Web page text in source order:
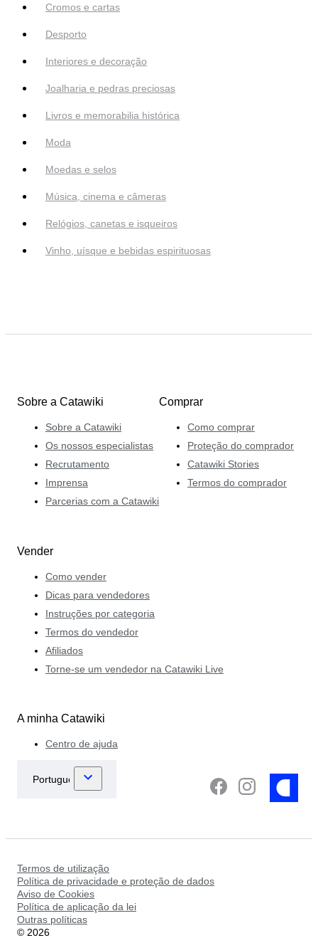
Cromos e cartas
Desporto
Interiores e decoração
Joalharia e pedras preciosas
Livros e memorabilia histórica
Moda
Moedas e selos
Música, cinema e câmeras
Relógios, canetas e isqueiros
Vinho, uísque e bebidas espirituosas
Sobre a Catawiki
Sobre a Catawiki
Os nossos especialistas
Recrutamento
Imprensa
Parcerias com a Catawiki
Comprar
Como comprar
Proteção do comprador
Catawiki Stories
Termos do comprador
Vender
Como vender
Dicas para vendedores
Instruções por categoria
Termos do vendedor
Afiliados
Torne-se um vendedor na Catawiki Live
A minha Catawiki
Centro de ajuda
Termos de utilização
Política de privacidade e proteção de dados
Aviso de Cookies
Política de aplicação da lei
Outras políticas
© 2026